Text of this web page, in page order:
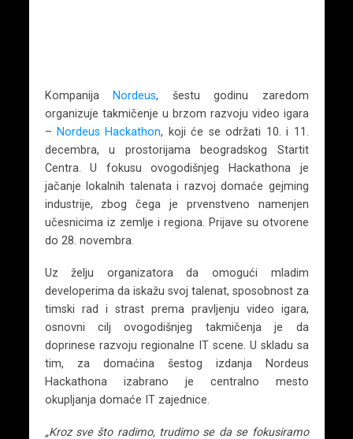
Kompanija Nordeus, šestu godinu zaredom
organizuje takmičenje u brzom razvoju video igara
– Nordeus Hackathon, koji će se održati 10. i 11.
decembra, u prostorijama beogradskog Startit
Centra. U fokusu ovogodišnjeg Hackathona je
jačanje lokalnih talenata i razvoj domaće gejming
industrije, zbog čega je prvenstveno namenjen
učesnicima iz zemlje i regiona. Prijave su otvorene
do 28. novembra.
Uz želju organizatora da omogući mladim
developerima da iskažu svoj talenat, sposobnost za
timski rad i strast prema pravljenju video igara,
osnovni cilj ovogodišnjeg takmičenja je da
doprinese razvoju regionalne IT scene. U skladu sa
tim, za domaćina šestog izdanja Nordeus
Hackathona izabrano je centralno mesto
okupljanja domaće IT zajednice.
„Kroz sve što radimo, trudimo se da se fokusiramo